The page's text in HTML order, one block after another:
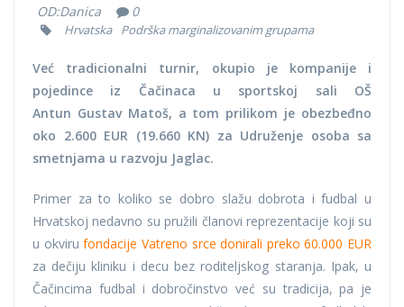
OD:Danica 0
Hrvatska Podrška marginalizovanim grupama
Već tradicionalni turnir, okupio je kompanije i
pojedince iz Čačinaca u sportskoj sali OŠ
Antun Gustav Matoš, a tom prilikom je obezbeđno
oko 2.600 EUR (19.660 KN) za Udruženje osoba sa
smetnjama u razvoju Jaglac.
Primer za to koliko se dobro slažu dobrota i fudbal u
Hrvatskoj nedavno su pružili članovi reprezentacije koji su
u okvirufondacije Vatreno srce donirali preko 60.000 EUR
za dečiju kliniku i decu bez roditeljskog staranja. Ipak, u
Čačincima fudbal i dobročinstvo već su tradicija, pa je